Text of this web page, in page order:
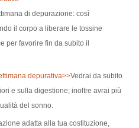
di depurazione: così
il corpo a liberare le tossine
per favorire fin da subito il
depurativa>>Vedrai da subito
e sulla digestione; inoltre avrai più
del sonno.
adatta alla tua costituzione,